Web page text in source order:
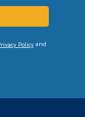
Policyand